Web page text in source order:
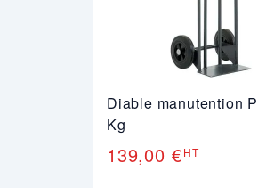
Diable manutention
Kg
139,00 €HT